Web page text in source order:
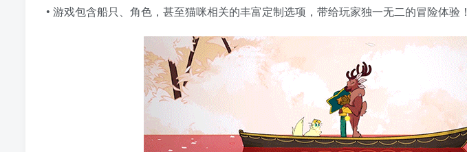
• 游戏包含船只、角色，甚至猫咪相关的丰富定制选项，带给玩家独一无二的冒险体验！